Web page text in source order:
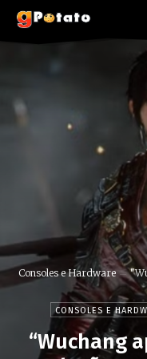
Consoles e Hardware
CONSOLES E
“Wuchang